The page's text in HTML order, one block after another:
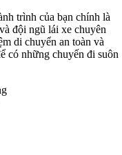
trình của bạn chính là
đội ngũ lái xe chuyên
di chuyển an toàn và
có những chuyến đi suôn